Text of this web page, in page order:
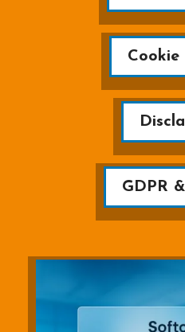
Cookie
GDPR